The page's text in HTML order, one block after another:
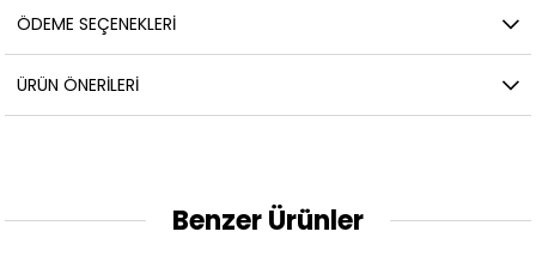
ÖDEME SEÇENEKLERI
ÜRÜN ÖNERILERI
Benzer Ürünler